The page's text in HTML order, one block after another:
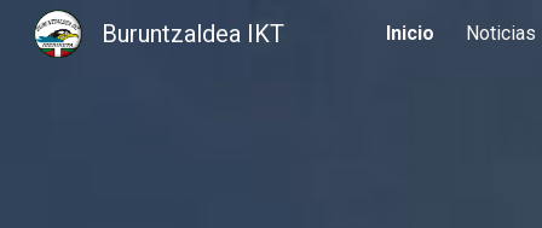
Buruntzaldea IKT Inicio Noticias